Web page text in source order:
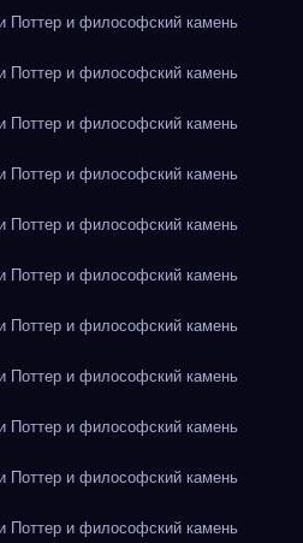
Поттер и философский камень
Поттер и философский камень
Поттер и философский камень
Поттер и философский камень
Поттер и философский камень
Поттер и философский камень
Поттер и философский камень
Поттер и философский камень
Поттер и философский камень
Поттер и философский камень
Поттер и философский камень